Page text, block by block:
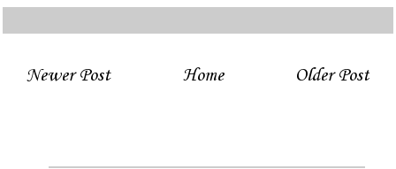
Newer Post Older Post
Home